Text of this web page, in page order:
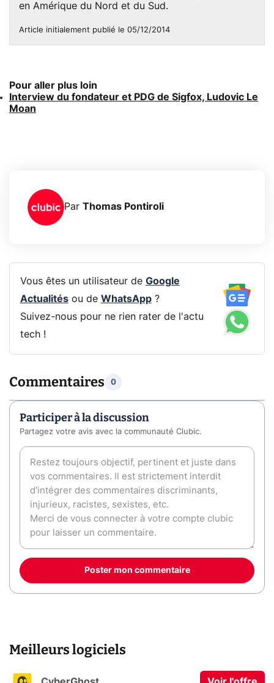
en Amérique du Nord et du Sud.
Article initialement publié le 05/12/2014
Pour aller plus loin
Interview du fondateur et PDG de Sigfox, Ludovic Le
Moan
Par Thomas Pontiroli
Vous êtes un utilisateur de Google
Actualitésou de WhatsApp?
Suivez-nous pour ne rien rater de l'actu
tech !
Commentaires 0
Participer à la discussion
Partagez votre avis avec la communauté Clubic.
Poster mon commentaire
Meilleurs logiciels